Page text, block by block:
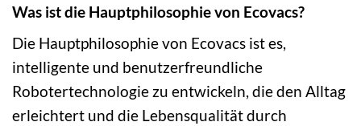
Was ist die Hauptphilosophie von Ecovacs?
Die Hauptphilosophie von Ecovacs ist es,
intelligente und benutzerfreundliche
Robotertechnologie zu entwickeln, die den Alltag
erleichtert und die Lebensqualität durch